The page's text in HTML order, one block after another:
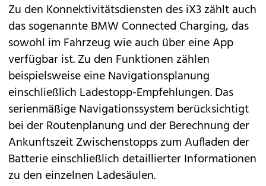
Zu den Konnektivitätsdiensten des iX3 zählt auch
das sogenannte BMW Connected Charging, das
sowohl im Fahrzeug wie auch über eine App
verfügbar ist. Zu den Funktionen zählen
beispielsweise eine Navigationsplanung
einschließlich Ladestopp-Empfehlungen. Das
serienmäßige Navigationssystem berücksichtigt
bei der Routenplanung und der Berechnung der
Ankunftszeit Zwischenstopps zum Aufladen der
Batterie einschließlich detaillierter Informationen
zu den einzelnen Ladesäulen.